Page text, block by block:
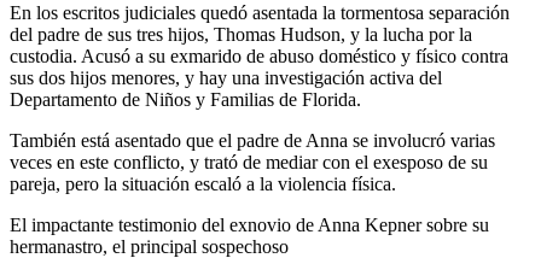
En los escritos judiciales quedó asentada la tormentosa separación
del padre de sus tres hijos, Thomas Hudson, y la lucha por la
custodia. Acusó a su exmarido de abuso doméstico y físico contra
sus dos hijos menores, y hay una investigación activa del
Departamento de Niños y Familias de Florida.
También está asentado que el padre de Anna se involucró varias
veces en este conflicto, y trató de mediar con el exesposo de su
pareja, pero la situación escaló a la violencia física.
El impactante testimonio del exnovio de Anna Kepner sobre su
hermanastro, el principal sospechoso